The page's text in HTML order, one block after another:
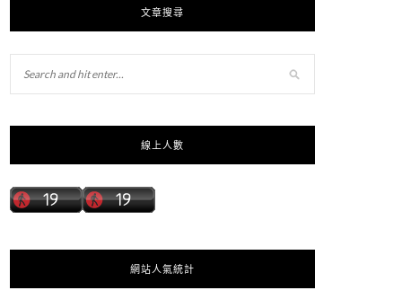
文章搜尋
線上人數
網站人氣統計